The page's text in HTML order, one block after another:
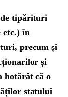
tipărituri
etc.) în
precum și
și
hotărât că o
statului